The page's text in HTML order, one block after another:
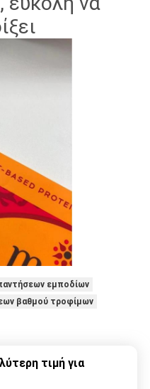
εμποδίων
βαθμού τροφίμων
τιμή για